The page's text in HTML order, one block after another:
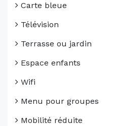
Carte bleue
Télévision
Terrasse ou jardin
Espace enfants
Wifi
Menu pour groupes
Mobilité réduite